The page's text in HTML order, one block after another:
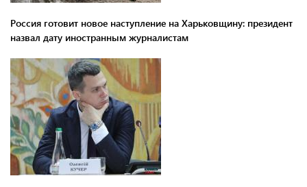
Россия готовит новое наступление на Харьковщину: президент
назвал дату иностранным журналистам